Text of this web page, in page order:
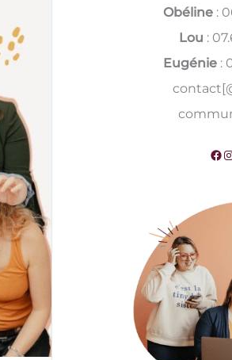
Obéline:
Lou :
Eugénie :
Facebook